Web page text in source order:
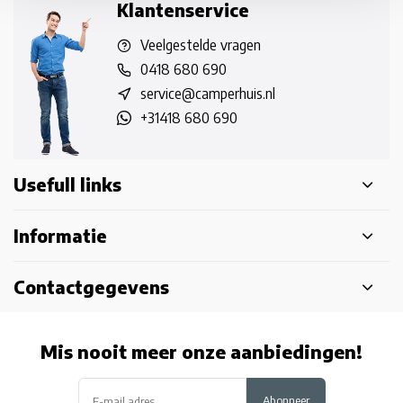
Klantenservice
Veelgestelde vragen
0418 680 690
service@camperhuis.nl
+31418 680 690
Usefull links
Informatie
Contactgegevens
Mis nooit meer onze aanbiedingen!
Abonneer